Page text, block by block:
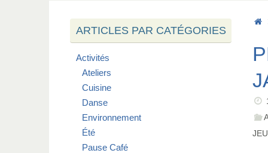
ARTICLES PAR CATÉGORIES
Activités
Ateliers
Cuisine
Danse
Environnement
Été
Pause Café